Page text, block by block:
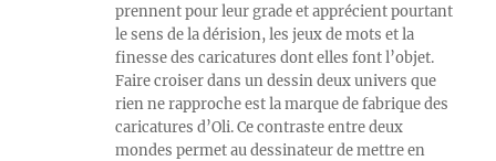
prennent pour leur grade et apprécient pourtant
le sens de la dérision, les jeux de mots et la
finesse des caricatures dont elles font l’objet.
Faire croiser dans un dessin deux univers que
rien ne rapproche est la marque de fabrique des
caricatures d’Oli. Ce contraste entre deux
mondes permet au dessinateur de mettre en